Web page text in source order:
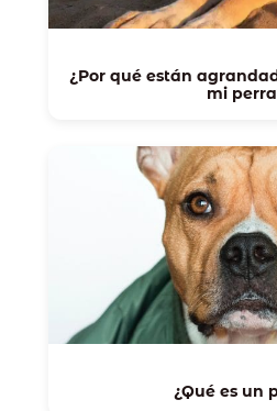
¿Por qué están
mi
¿Qué es un